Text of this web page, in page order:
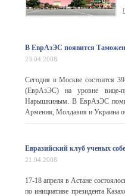
В ЕврАзЭС появится
23.04.2008
Сегодня в Москве состоится
(ЕврАзЭС) на уровне вице-
Нарышкиным. В ЕврАзЭС
Армения, Молдавия и Украина
Евразийский клуб ученых
21.04.2008
17-18 апреля в Астане
по инициативе президента